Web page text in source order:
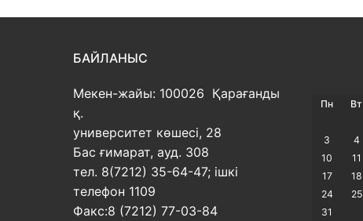
БАЙЛАНЫС
Мекен-жайы: 100026 Қарағанды
қ.
университет көшесі, 28
Бас ғимарат, ауд. 308
тел. 8(7212) 35-64-47; ішкі
телефон 1109
Факс:8 (7212) 77-03-84
Пн Вт
3
4
10
11
17
18
24
25
31